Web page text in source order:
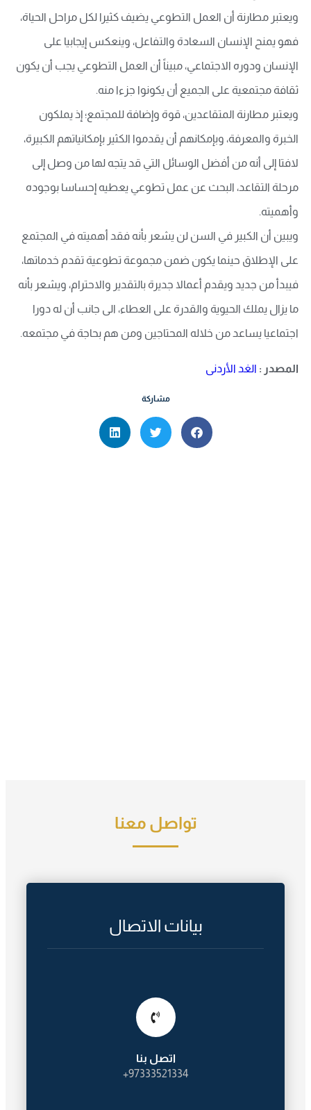
ويعتبر مطارنة أن العمل التطوعي يضيف كثيرا لكل مراحل الحياة،
فهو يمنح الإنسان السعادة والتفاعل، وينعكس إيجابيا على
الإنسان ودوره الاجتماعي، مبيناً أن العمل التطوعي يجب أن يكون
ثقافة مجتمعية على الجميع أن يكونوا جزءا منه.
ويعتبر مطارنة المتقاعدين، قوة وإضافة للمجتمع؛ إذ يملكون
الخبرة والمعرفة، وبإمكانهم أن يقدموا الكثير بإمكانياتهم الكبيرة،
لافتا إلى أنه من أفضل الوسائل التي قد يتجه لها من وصل إلى
مرحلة التقاعد، البحث عن عمل تطوعي يعطيه إحساسا بوجوده
وأهميته.
ويبين أن الكبير في السن لن يشعر بأنه فقد أهميته في المجتمع
على الإطلاق حينما يكون ضمن مجموعة تطوعية تقدم خدماتها،
فيبدأ من جديد ويقدم أعمالا جديرة بالتقدير والاحترام، ويشعر بأنه
ما يزال يملك الحيوية والقدرة على العطاء، الى جانب أن له دورا
اجتماعيا يساعد من خلاله المحتاجين ومن هم بحاجة في مجتمعه.
المصدر : الغد الأردنى
مشاركة
بيانات الاتصال
اتصل بنا
97333521334+
تواصل معنا